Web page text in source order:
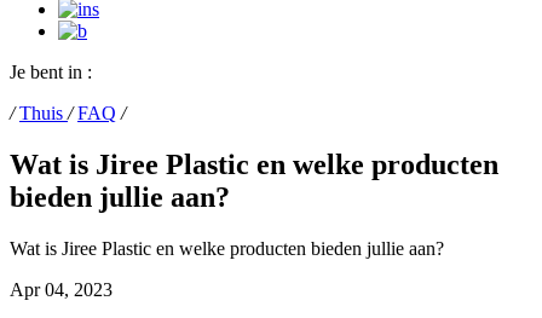
Je bent in :
/ Thuis / FAQ /
Wat is Jiree Plastic en welke producten
bieden jullie aan?
Wat is Jiree Plastic en welke producten bieden jullie aan?
Apr 04, 2023